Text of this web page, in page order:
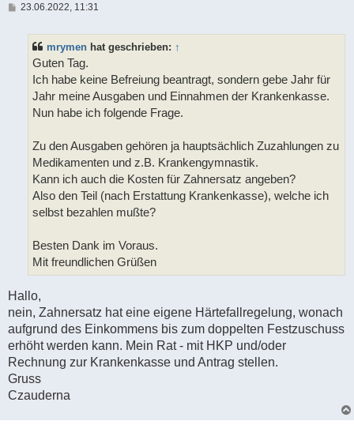
B23.06.2022, 11:31
mrymen hat geschrieben: ↑
Guten Tag.
Ich habe keine Befreiung beantragt, sondern gebe Jahr für
Jahr meine Ausgaben und Einnahmen der Krankenkasse.
Nun habe ich folgende Frage.
Zu den Ausgaben gehören ja hauptsächlich Zuzahlungen zu
Medikamenten und z.B. Krankengymnastik.
Kann ich auch die Kosten für Zahnersatz angeben?
Also den Teil (nach Erstattung Krankenkasse), welche ich
selbst bezahlen mußte?
Besten Dank im Voraus.
Mit freundlichen Grüßen
Hallo,
nein, Zahnersatz hat eine eigene Härtefallregelung, wonach
aufgrund des Einkommens bis zum doppelten Festzuschuss
erhöht werden kann. Mein Rat - mit HKP und/oder
Rechnung zur Krankenkasse und Antrag stellen.
Gruss
Czauderna